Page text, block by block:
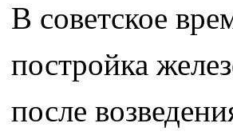
В советское
постройка
после